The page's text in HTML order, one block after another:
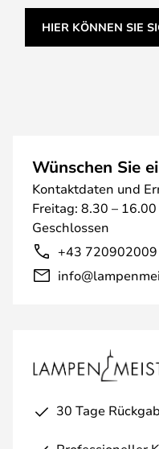
HIER KÖNNEN SIE
Wünschen Sie
Kontaktdaten und
Freitag: 8.30 –
Geschlossen
+43 720902009
30 Tage